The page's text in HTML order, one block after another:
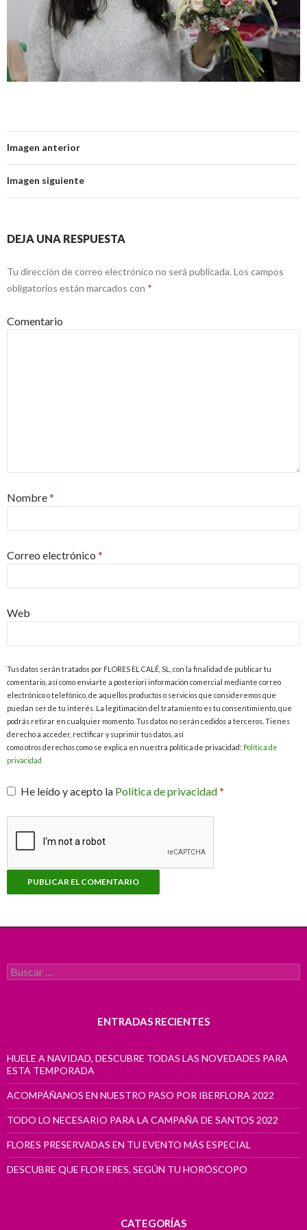
Imagen anterior
Imagen siguiente
DEJA UNA RESPUESTA
Tu dirección de correo electrónico no será publicada. Los campos
obligatorios están marcados con *
Comentario
Nombre*
Correo electrónico *
Web
Tus datos serán tratados por FLORES EL CALÉ, SL, con la finalidad de publicar tu
comentario, así como enviarte a posteriori información comercial mediante correo
electrónico o telefónico, de aquellos productos o servicios que consideremos que
puedan ser de tu interés. La legitimación del tratamiento es tu consentimiento, que
podrás retirar en cualquier momento. Tus datos no serán cedidos a terceros. Tienes
derecho a acceder, rectificar y suprimir tus datos, así
como otros derechos como se explica en nuestra política de privacidad: Política de
privacidad
He leído y acepto la Política de privacidad*
Buscar:
ENTRADAS RECIENTES
HUELE A NAVIDAD, DESCUBRE TODAS LAS NOVEDADES PARA
ESTA TEMPORADA
ACOMPÁÑANOS EN NUESTRO PASO POR IBERFLORA 2022
TODO LO NECESARIO PARA LA CAMPAÑA DE SANTOS 2022
FLORES PRESERVADAS EN TU EVENTO MÁS ESPECIAL
DESCUBRE QUE FLOR ERES, SEGÚN TU HORÓSCOPO
CATEGORÍAS